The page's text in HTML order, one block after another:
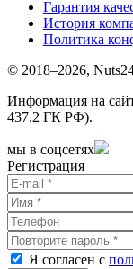
Гарантия
История
Политика
© 2018–2026,
Информация на
437.2 ГК РФ).
мы в соцсетях
Регистрация
Я согласен с